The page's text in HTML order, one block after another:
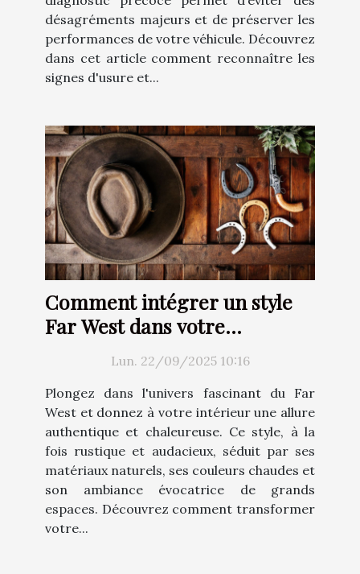
désagréments majeurs et de préserver les
performances de votre véhicule. Découvrez
dans cet article comment reconnaître les
signes d'usure et...
Comment intégrer un style
Far West dans votre
décoration intérieure ?
Lun. 22/09/2025 10:16
Plongez dans l'univers fascinant du Far
West et donnez à votre intérieur une allure
authentique et chaleureuse. Ce style, à la
fois rustique et audacieux, séduit par ses
matériaux naturels, ses couleurs chaudes et
son ambiance évocatrice de grands
espaces. Découvrez comment transformer
votre...